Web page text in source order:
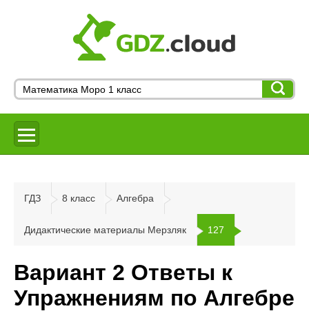
ГДЗ 8 класс Алгебра
Дидактические материалы Мерзляк 127
Вариант 2 Ответы к
Упражнениям по Алгебре